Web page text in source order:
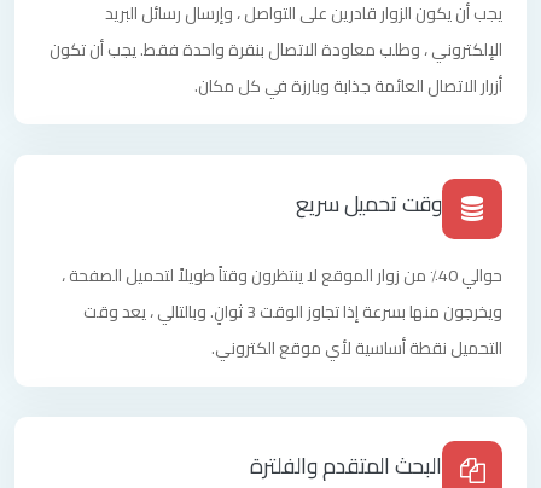
يجب أن يكون الزوار قادرين على التواصل ، وإرسال رسائل البريد
الإلكتروني ، وطلب معاودة الاتصال بنقرة واحدة فقط. يجب أن تكون
أزرار الاتصال العائمة جذابة وبارزة في كل مكان.
وقت تحميل سريع
حوالي 40٪ من زوار الموقع لا ينتظرون وقتاً طويلاً لتحميل الصفحة ،
ويخرجون منها بسرعة إذا تجاوز الوقت 3 ثوانٍ. وبالتالي ، يعد وقت
التحميل نقطة أساسية لأي موقع الكتروني.
البحث المتقدم والفلترة